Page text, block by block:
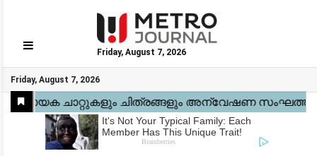
Friday, August 7, 2026
Friday, August 7, 2026
GO
Home
Kerala
National
Gulf
World
Sports
Movies
Health
Automobile
Travel
Education
Novel
Business
Technology
Webstory